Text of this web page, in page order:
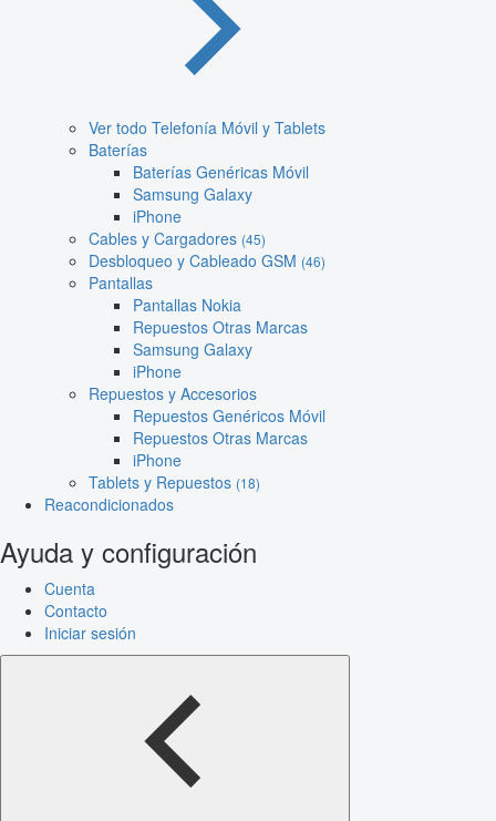
Ver todo Telefonía Móvil y Tablets
Baterías
Baterías Genéricas Móvil
Samsung Galaxy
iPhone
Cables y Cargadores (45)
Desbloqueo y Cableado GSM (46)
Pantallas
Pantallas Nokia
Repuestos Otras Marcas
Samsung Galaxy
iPhone
Repuestos y Accesorios
Repuestos Genéricos Móvil
Repuestos Otras Marcas
iPhone
Tablets y Repuestos (18)
Reacondicionados
Ayuda y configuración
Cuenta
Contacto
Iniciar sesión